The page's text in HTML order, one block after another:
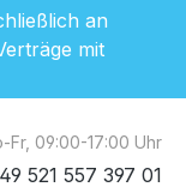
an
mit
Fr, 09:00-17:00 Uhr
521 557 397 01